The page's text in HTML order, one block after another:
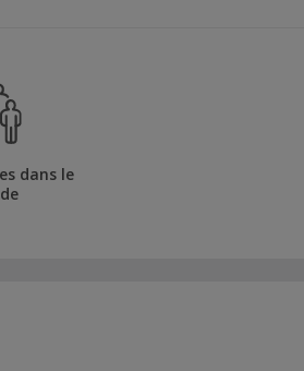
dans le